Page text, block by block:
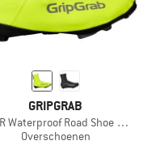
GRIPGRAB
Waterproof Road Shoe Covers
Overschoenen